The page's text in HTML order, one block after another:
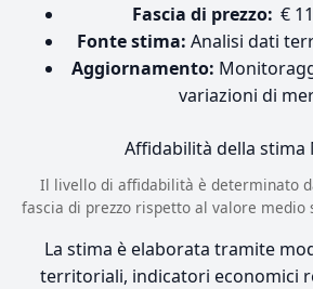
Fascia di prezzo: €
Fonte stima: Analisi dati
Aggiornamento:
variazioni di
Affidabilità della stima
Il livello di affidabilità è determinato
fascia di prezzo rispetto al valore
La stima è elaborata tramite
territoriali, indicatori economici